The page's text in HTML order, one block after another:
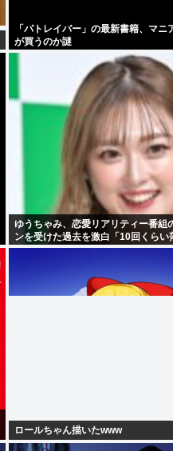
「パトレイバー」の最新書籍、マニ
が買うのか謎
ゆうちゃみ、恋愛リアリティー番組
ンを受けた過去を激白「10回くらい
す」
ロールちゃん描いたwww